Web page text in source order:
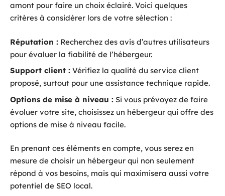
amont pour faire un choix éclairé. Voici quelques
critères à considérer lors de votre sélection :
Réputation : Recherchez des avis d’autres utilisateurs
pour évaluer la fiabilité de l’hébergeur.
Support client : Vérifiez la qualité du service client
proposé, surtout pour une assistance technique rapide.
Options de mise à niveau : Si vous prévoyez de faire
évoluer votre site, choisissez un hébergeur qui offre des
options de mise à niveau facile.
En prenant ces éléments en compte, vous serez en
mesure de choisir un hébergeur qui non seulement
répond à vos besoins, mais qui maximisera aussi votre
potentiel de SEO local.